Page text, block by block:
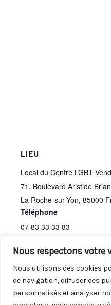
Nous respectons votre
Nous utilisons des cookies
de navigation, diffuser des
personnalisés et analyser
LIEU
Local du Centre LGBT
71, Boulevard Aristide
La Roche-sur-Yon, 85000
Téléphone
07 83 33 33 83
Soirée cinéma